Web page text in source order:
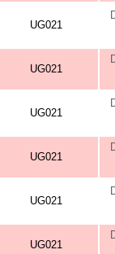
UG021
UG021
UG021
UG021
UG021
UG021